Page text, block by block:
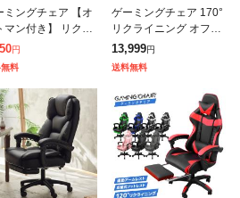
ミングチェア 【オ
マン付き】 リクラ
ング ゲーミング チ
イス 寝れる メッ
パソコンチェア デ
チェア
円
料
ゲーミングチェア 170°
リクライニング オフィ
スチェア フットレスト
搭載 バケットシート フ
ットレスト ハイバック
椅子 オ
13,999円
送料無料